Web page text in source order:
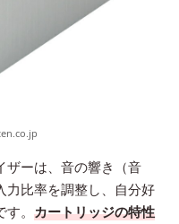
ザーは、音の響き（音
力比率を調整し、自分好
。 カートリッジの特性